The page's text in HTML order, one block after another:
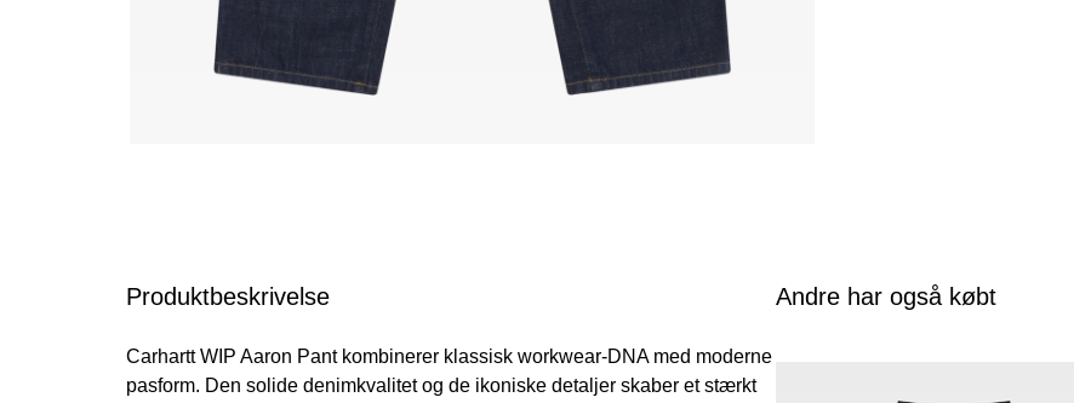
Produktbeskrivelse
Carhartt WIP Aaron Pant kombinerer klassisk workwear-DNA med moderne
pasform. Den solide denimkvalitet og de ikoniske detaljer skaber et stærkt
Andre har også købt